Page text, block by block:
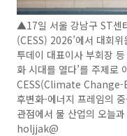
▲17일 서울 강남구 ST센
(CESS) 2026’에서 대회
투데이 대표이사 부회장
화 시대를 열다’를 주제로
CESS(Climate
후변화-에너지 프레임의
관점에서 물 산업의 오늘
holjjak@